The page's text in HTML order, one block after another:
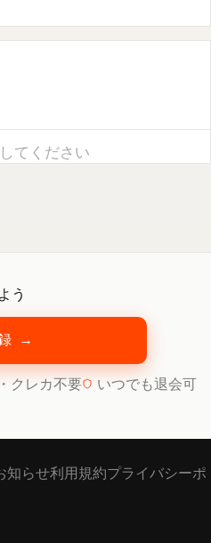
う
→
クレカ不要
いつでも退会可
知らせ利用規約プライバシーポ